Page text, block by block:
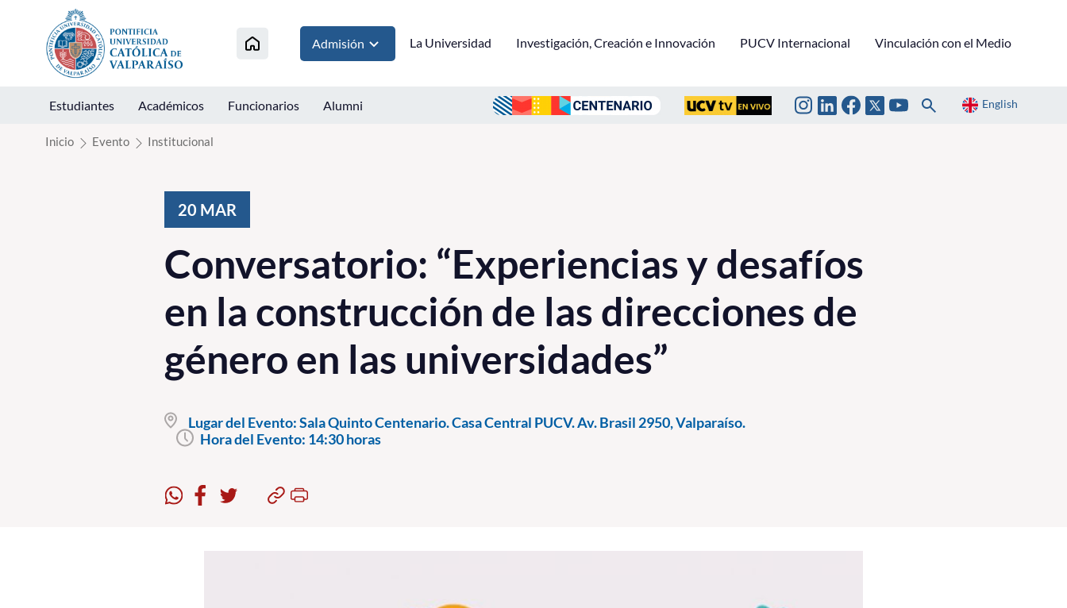
Click acá para ir directamente al contenido
Admisión La Universidad Investigación, Creación e Innovación PUCV Internacional Vinculación con el Medio
Estudiantes Académicos Funcionarios Alumni English
Inicio Evento Institucional
20 MAR
Conversatorio: “Experiencias y desafíos
en la construcción de las direcciones de
género en las universidades”
Lugar del Evento:Sala Quinto Centenario. Casa Central PUCV. Av. Brasil 2950, Valparaíso.
Hora del Evento: 14:30 horas